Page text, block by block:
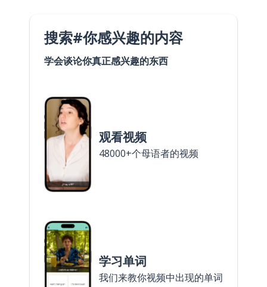
搜索#你感兴趣的内容
学会谈论你真正感兴趣的东西
观看视频
48000+个母语者的视频
学习单词
我们来教你视频中出现的单词